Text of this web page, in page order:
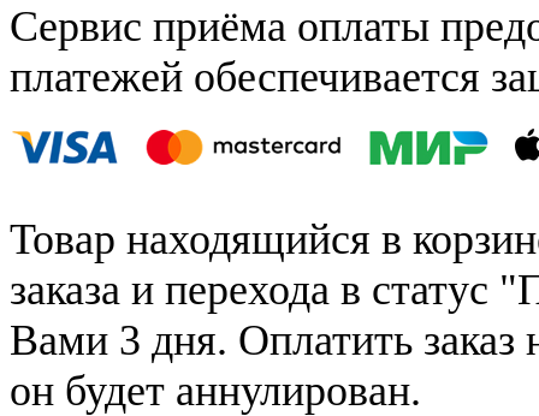
Сервис приёма оплаты
платежей обеспечивается
Товар находящийся в
заказа и перехода в статус
Вами 3 дня. Оплатить заказ
он будет аннулирован.